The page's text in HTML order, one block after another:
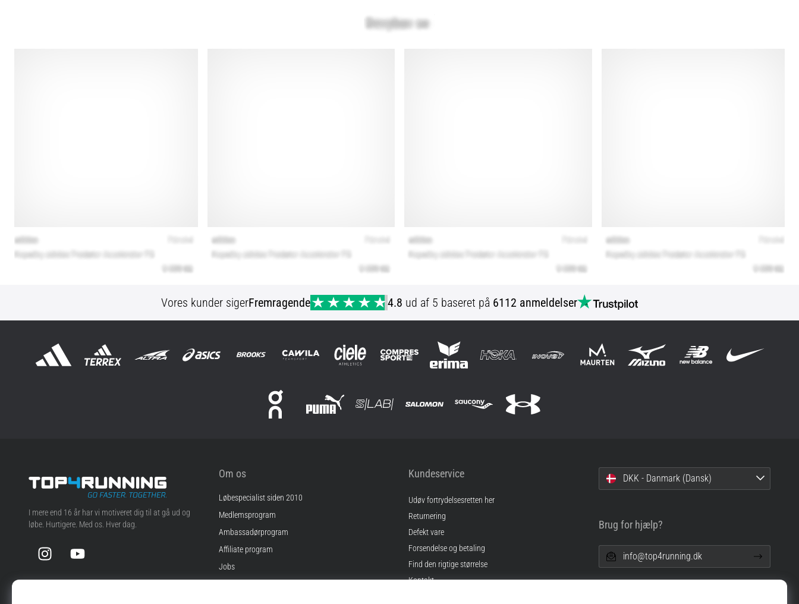
Vores kunder sigerFremragende 4.8 ud af 5 baseret på 6112 anmeldelser
Top4Running.dk
I mere end 16 år har vi motiveret dig til at gå ud og
løbe. Hurtigere. Med os. Hver dag.
InstagramYouTube
Om os
Løbespecialist siden 2010
Medlemsprogram
Ambassadørprogram
Affiliate program
Jobs
Kundeservice
Udøv fortrydelsesretten her
Returnering
Defekt vare
Forsendelse og betaling
Find den rigtige størrelse
Kontakt
DKK - Danmark (Dansk)
Brug for hjælp?
info@top4running.dk